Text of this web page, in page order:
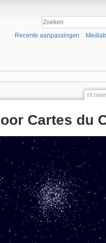
Recente aanpassingen
Cartes du